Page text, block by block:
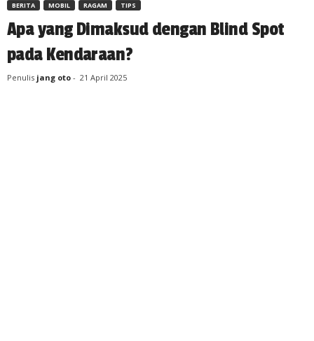
BERITA MOBIL RAGAM TIPS
Apa yang Dimaksud dengan Blind Spot
pada Kendaraan?
Penulis jang oto - 21 April 2025